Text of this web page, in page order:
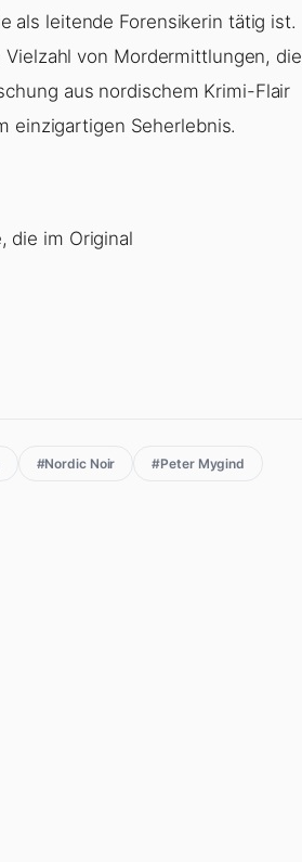
als leitende Forensikerin tätig ist.
von Mordermittlungen, die
aus nordischem Krimi-Flair
einzigartigen Seherlebnis.
die im Original
#Nordic Noir #Peter Mygind